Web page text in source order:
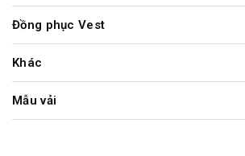
Đồng phục Vest
Khác
Mẫu vải